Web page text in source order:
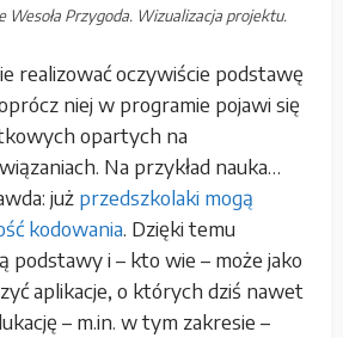
Wesoła Przygoda. Wizualizacja projektu.
realizować oczywiście podstawę
niej w programie pojawi się
opartych na
Na przykład nauka…
już przedszkolaki mogą
kodowania. Dzięki temu
podstawy i – kto wie – może jako
aplikacje, o których dziś nawet
– m.in. w tym zakresie –